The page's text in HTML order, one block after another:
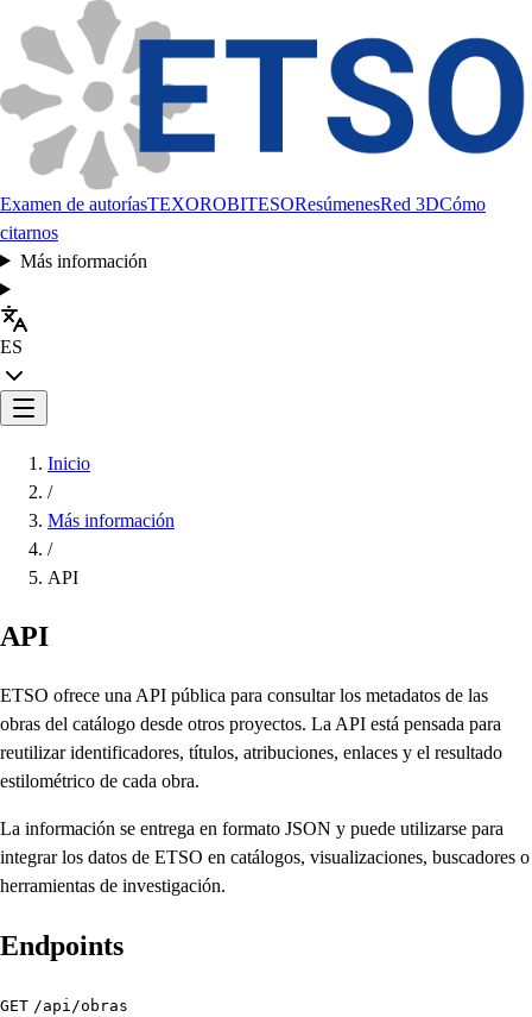
Examen de autoríasTEXOROBITESOResúmenesRed 3DCómo
citarnos
Más información
ES
Inicio
/
Más información
/
API
API
ETSO ofrece una API pública para consultar los metadatos de las
obras del catálogo desde otros proyectos. La API está pensada para
reutilizar identificadores, títulos, atribuciones, enlaces y el resultado
estilométrico de cada obra.
La información se entrega en formato JSON y puede utilizarse para
integrar los datos de ETSO en catálogos, visualizaciones, buscadores o
herramientas de investigación.
Endpoints
GET /api/obras